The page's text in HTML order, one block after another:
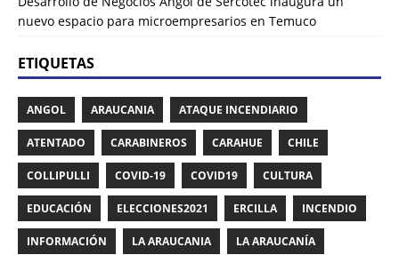
nuevo espacio para microempresarios en Temuco
ETIQUETAS
ANGOL ARAUCANIA ATAQUE INCENDIARIO
ATENTADO CARABINEROS CARAHUE CHILE
COLLIPULLI COVID-19 COVID19 CULTURA
EDUCACIÓN ELECCIONES2021 ERCILLA INCENDIO
INFORMACIÓN LA ARAUCANIA LA ARAUCANÍA